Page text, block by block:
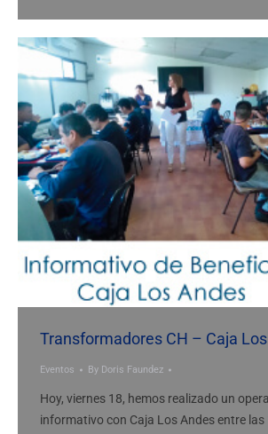
Transformadores CH – Caja
Eventos By Doris Faundez
Hoy, viernes 18, hemos realizado un
informativo con Caja Los Andes entre las